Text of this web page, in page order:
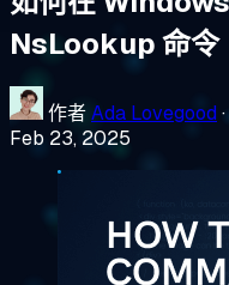
NsLookup 命令
作者Ada Lovegood ·
Feb 23, 2025